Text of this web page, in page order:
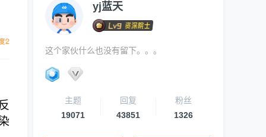
yj蓝天
这个家伙什么也没有留下。。。
主题
19071
回复
43851
粉丝
1326